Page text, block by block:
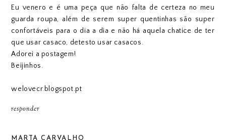
Eu venero e é uma peça que não falta de certeza no meu
guarda roupa, além de serem super quentinhas são super
confortáveis para o dia a dia e não há aquela chatice de ter
que usar casaco, detesto usar casacos.
Adorei a postagem!
Beijinhos.
welovecr.blogspot.pt
responder
MARTA CARVALHO